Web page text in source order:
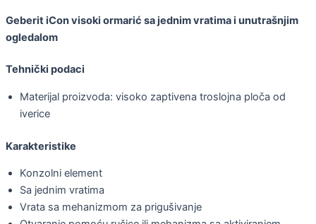
Geberit iCon visoki ormarić sa jednim vratima i unutrašnjim
ogledalom
Tehnički podaci
Materijal proizvoda: visoko zaptivena troslojna ploča od
iverice
Karakteristike
Konzolni element
Sa jednim vratima
Vrata sa mehanizmom za prigušivanje